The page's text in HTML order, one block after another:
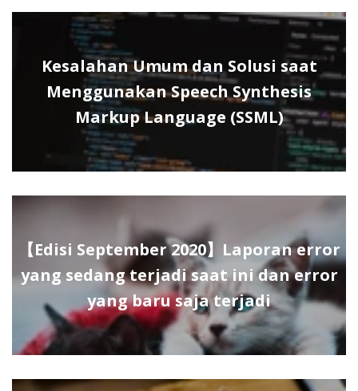
Kesalahan Umum dan Solusi saat
Menggunakan Speech Synthesis
Markup Language (SSML)
【Edisi September 2020】Laporan error
yang sedang terjadi saat ini dan error
yang baru saja terjadi